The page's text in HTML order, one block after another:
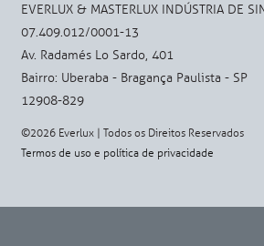
EVERLUX & MASTERLUX INDÚSTRIA DE
07.409.012/0001-13
Av. Radamés Lo Sardo, 401
Bairro: Uberaba - Bragança Paulista - SP
12908-829
©2026 Everlux | Todos os Direitos Reservados
Termos de uso e política de privacidade